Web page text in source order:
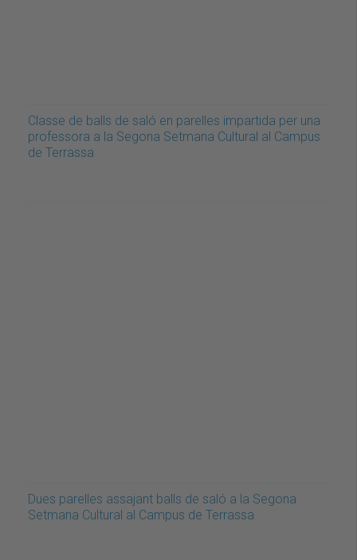
Classe de balls de saló en parelles impartida per una
professora a la Segona Setmana Cultural al Campus
de Terrassa
Dues parelles assajant balls de saló a la Segona
Setmana Cultural al Campus de Terrassa